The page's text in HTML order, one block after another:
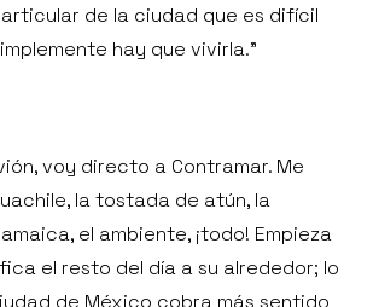
de la ciudad que es difícil
hay que vivirla.”
voy directo a Contramar. Me
la tostada de atún, la
el ambiente, ¡todo! Empieza
el resto del día a su alrededor; lo
de México cobra más sentido